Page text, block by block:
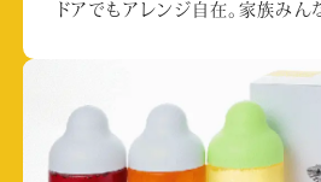
ドアでもアレンジ自在。家族みん